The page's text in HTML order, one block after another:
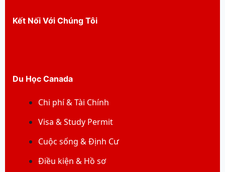
Du Học Canada
Chi phí & Tài Chính
Visa & Study Permit
Cuộc sống & Định Cư
Điều kiện & Hồ sơ
Kết Nối Với Chúng Tôi